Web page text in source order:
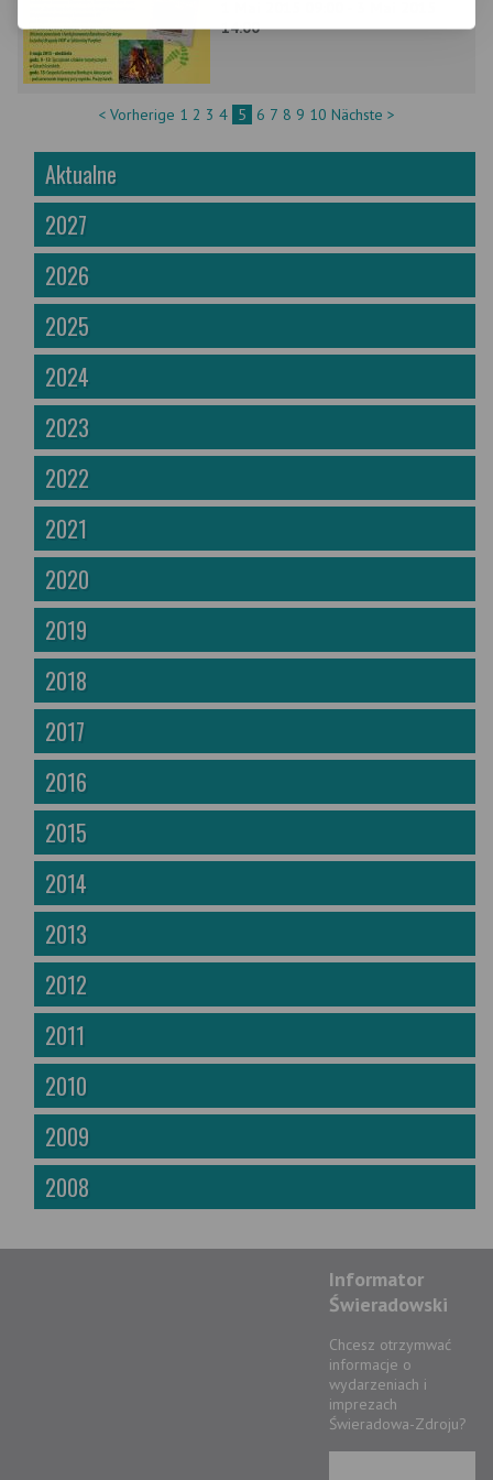
14:00
< Vorherige 1 2 3 4 5 6 7 8 9 10 Nächste >
Aktualne
2027
2026
2025
2024
2023
2022
2021
2020
2019
2018
2017
2016
2015
2014
2013
2012
2011
2010
2009
2008
Informator
Świeradowski
Chcesz otrzymwać
informacje o
wydarzeniach i
imprezach
Świeradowa-Zdroju?